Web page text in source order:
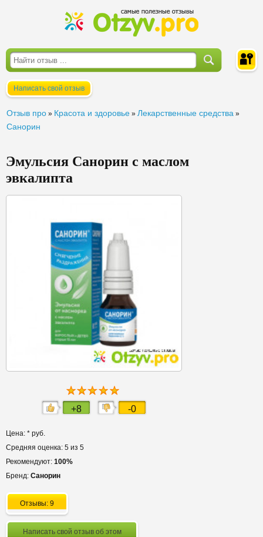
Написать свой отзыв
Отзыв про » Красота и здоровье » Лекарственные средства »
Санорин
Эмульсия Санорин с маслом
эвкалипта
+8 -0
Цена: * руб.
Средняя оценка: 5 из 5
Рекомендуют: 100%
Бренд: Санорин
Отзывы: 9
Написать свой отзыв об этом